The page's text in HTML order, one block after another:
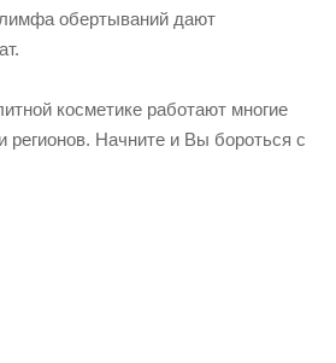
обертываний дают
косметике работают многие
Начните и Вы бороться с